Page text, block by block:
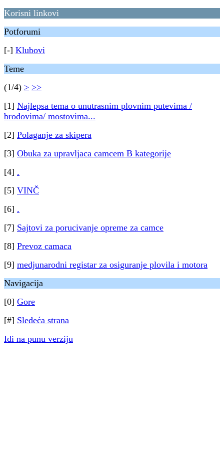
Korisni linkovi
Potforumi
[-] Klubovi
Teme
(1/4) > >>
[1] Najlepsa tema o unutrasnim plovnim putevima /
brodovima/ mostovima...
[2] Polaganje za skipera
[3] Obuka za upravljaca camcem B kategorije
[4] .
[5] VINČ
[6] .
[7] Sajtovi za porucivanje opreme za camce
[8] Prevoz camaca
[9] medjunarodni registar za osiguranje plovila i motora
Navigacija
[0] Gore
[#] Sledeća strana
Idi na punu verziju